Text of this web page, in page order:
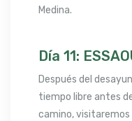
Medina.
Día 11:
Después del
tiempo libre antes
camino, visitaremos